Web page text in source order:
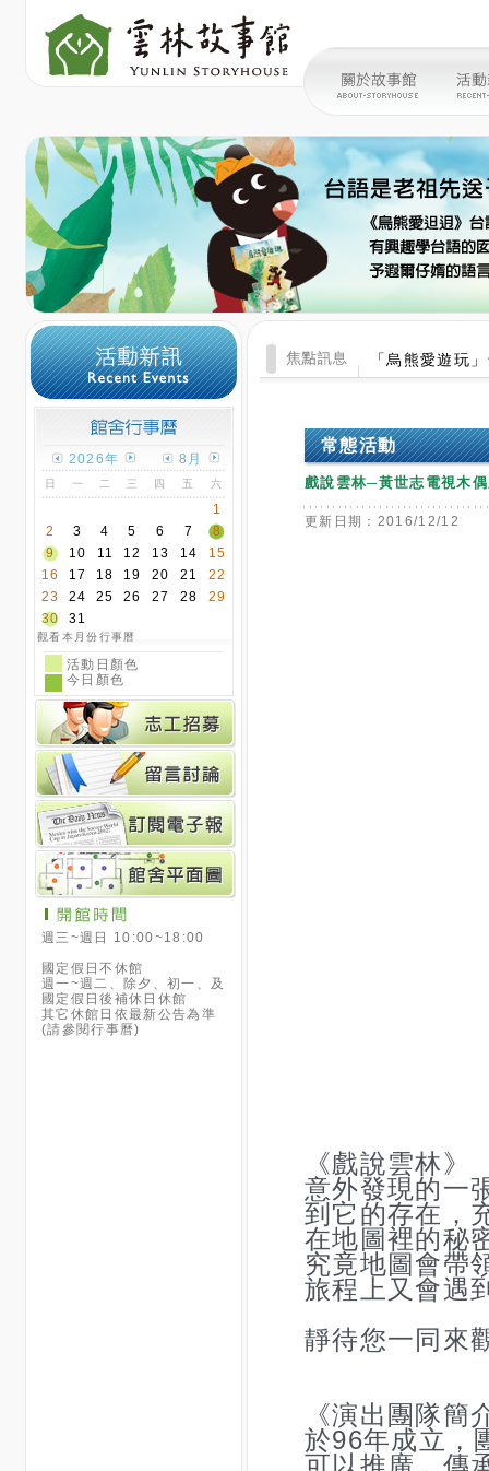
2026年 8月
日 一 二 三 四 五 六
1
2
3 4 5 6 7
8
9
10 11 12 13 14
15
16
17 18 19 20 21
22
23
24 25 26 27 28
29
30
31
觀看本月份行事曆
活動日顏色
今日顏色
週三~週日 10:00~18:00
國定假日不休館
週一~週二、除夕、初一、及
國定假日後補休日休館
其它休館日依最新公告為準
(請參閱行事曆)
「烏熊愛遊玩
常態活動
戲說雲林─黃世志電視木
更新日期：2016/12/12
《戲說雲林》
意外發現的一
到 它的存在，
在地圖裡的秘
究竟地圖會帶
旅程上又會遇
靜待您一同來
《演出團隊簡
於96年成立，
可以推廣、傳